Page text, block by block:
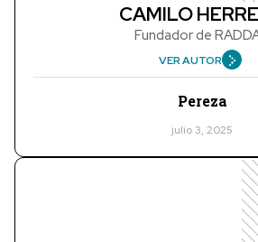
CAMILO
Fundador de
VER AUTOR
Pereza
julio 3, 2025